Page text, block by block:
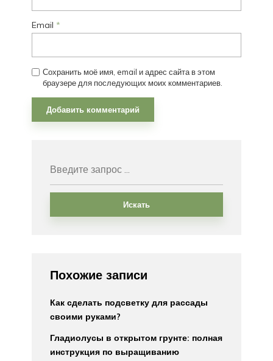
Email *
Сохранить моё имя, email и адрес сайта в этом
браузере для последующих моих комментариев.
Искать
Похожие записи
Как сделать подсветку для рассады
своими руками?
Гладиолусы в открытом грунте: полная
инструкция по выращиванию